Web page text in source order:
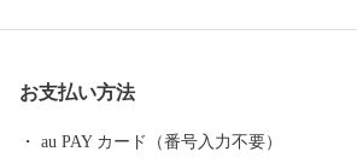
お支払い方法
au PAY カード（番号入力不要）